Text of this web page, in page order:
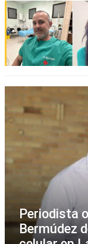
Periodista
Bermúdez